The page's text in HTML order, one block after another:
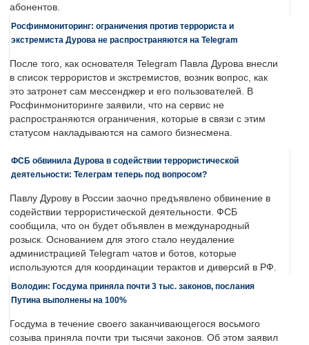
абонентов.
Росфинмониторинг: ограничения против террориста и
экстремиста Дурова не распространяются на Telegram
После того, как основателя Telegram Павла Дурова внесли
в список террористов и экстремистов, возник вопрос, как
это затронет сам мессенджер и его пользователей. В
Росфинмониторинге заявили, что на сервис не
распространяются ограничения, которые в связи с этим
статусом накладываются на самого бизнесмена.
ФСБ обвинила Дурова в содействии террористической
деятельности: Телеграм теперь под вопросом?
Павлу Дурову в России заочно предъявлено обвинение в
содействии террористической деятельности. ФСБ
сообщила, что он будет объявлен в международный
розыск. Основанием для этого стало неудаление
администрацией Telegram чатов и ботов, которые
используются для координации терактов и диверсий в РФ.
Володин: Госдума приняла почти 3 тыс. законов, послания
Путина выполнены на 100%
Госдума в течение своего заканчивающегося восьмого
созыва приняла почти три тысячи законов. Об этом заявил